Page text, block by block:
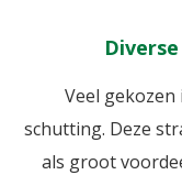
Veel
schutting. Deze
als groot